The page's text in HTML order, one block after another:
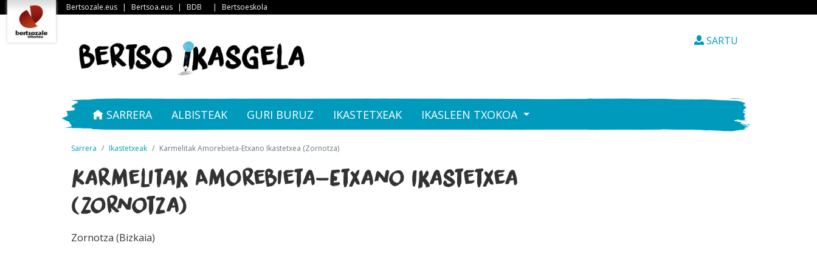
Bertsozale.eus | Bertsoa.eus | BDB | Bertsoeskola
SARTU
SARRERA ALBISTEAK GURI BURUZ IKASTETXEAK IKASLEEN TXOKOA
Sarrera Ikastetxeak Karmelitak Amorebieta-Etxano Ikastetxea (Zornotza)
Karmelitak Amorebieta-Etxano Ikastetxea
(Zornotza)
Zornotza (Bizkaia)